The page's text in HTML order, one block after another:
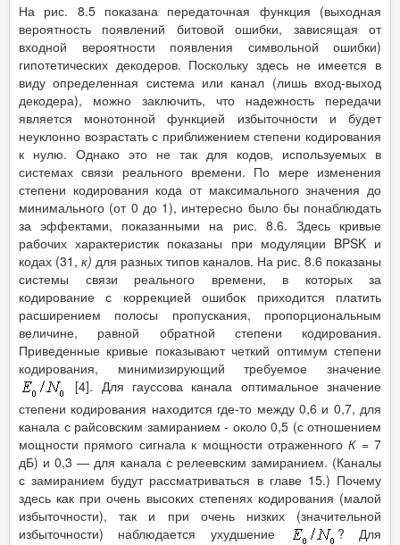
На рис. 8.5 показана передаточная функция (выходная
вероятность появлений битовой ошибки, зависящая от
входной вероятности появления символьной ошибки)
гипотетических декодеров. Поскольку здесь не имеется в
виду определенная система или канал (лишь вход-выход
декодера), можно заключить, что надежность передачи
является монотонной функцией избыточности и будет
неуклонно возрастать с приближением степени кодирования
к нулю. Однако это не так для кодов, используемых в
системах связи реального времени. По мере изменения
степени кодирования кода от максимального значения до
минимального (от 0 до 1), интересно было бы понаблюдать
за эффектами, показанными на рис. 8.6. Здесь кривые
рабочих характеристик показаны при модуляции BPSK и
кодах (31, к) для разных типов каналов. На рис. 8.6 показаны
системы связи реального времени, в которых за
кодирование с коррекцией ошибок приходится платить
расширением полосы пропускания, пропорциональным
величине, равной обратной степени кодирования.
Приведенные кривые показывают четкий оптимум степени
кодирования, минимизирующий требуемое значение
[4]. Для гауссова канала оптимальное значение
степени кодирования находится где-то между 0,6 и 0,7, для
канала с райсовским замиранием - около 0,5 (с отношением
мощности прямого сигнала к мощности отраженногоК= 7
дБ) и 0,3 — для канала с релеевским замиранием. (Каналы
с замиранием будут рассматриваться в главе 15.) Почему
здесь как при очень высоких степенях кодирования (малой
избыточности), так и при очень низких (значительной
избыточности) наблюдается ухудшение
? Для